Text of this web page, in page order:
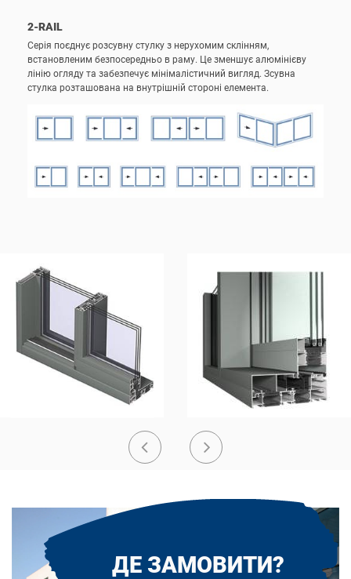
2-RAIL
Серія поєднує розсувну стулку з нерухомим склінням,
встановленим безпосередньо в раму. Це зменшує алюмінієву
лінію огляду та забезпечує мінімалістичний вигляд. Зсувна
стулка розташована на внутрішній стороні елемента.
ДЕ ЗАМОВИТИ?